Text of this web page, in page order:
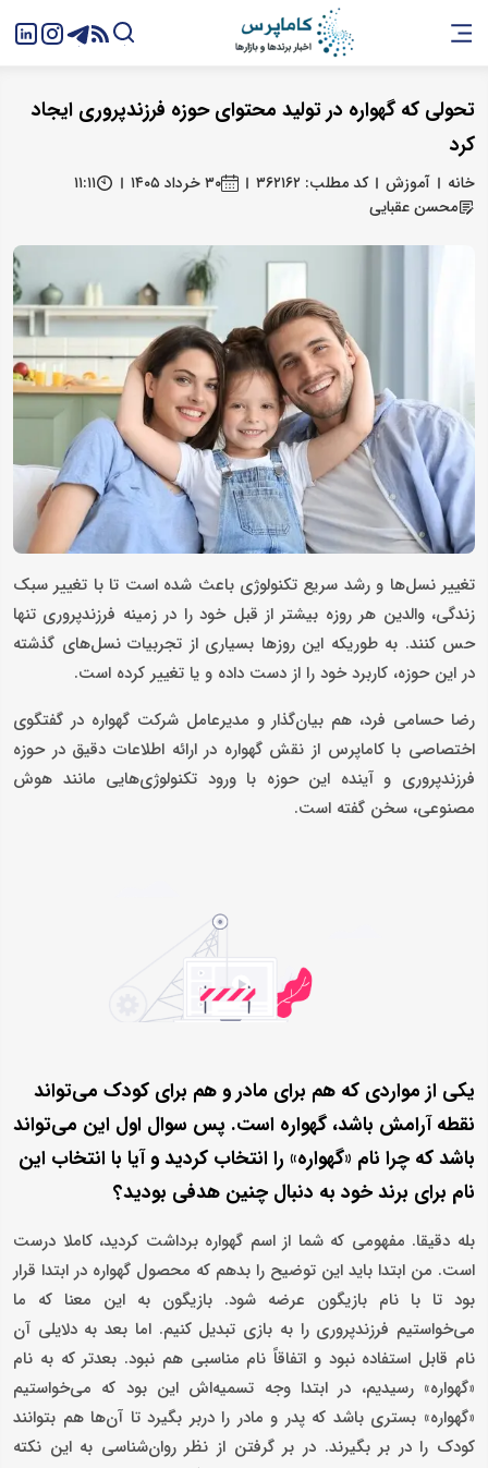
تحولی که گهواره در تولید محتوای حوزه فرزندپروری ایجاد
کرد
خانه آموزش کد مطلب: ۳۶۲۱۶۲ ۳۰ خرداد ۱۴۰۵
۱۱:۱۱
محسن عقبایی
تغییر نسل‌ها و رشد سریع تکنولوژی باعث شده است تا با تغییر سبک
زندگی، والدین هر روزه بیشتر از قبل خود را در زمینه فرزندپروری تنها
حس کنند. به طوریکه این روزها بسیاری از تجربیات نسل‌های گذشته
در این حوزه، کاربرد خود را از دست داده و یا تغییر کرده است.
رضا حسامی فرد، هم بیان‌گذار و مدیرعامل شرکت گهواره در گفتگوی
اختصاصی با کاماپرس از نقش گهواره در ارائه اطلاعات دقیق در حوزه
فرزندپروری و آینده این حوزه با ورود تکنولوژی‌هایی مانند هوش
مصنوعی، سخن گفته است.
یکی از مواردی که هم برای مادر و هم برای کودک می‌تواند
نقطه آرامش باشد، گهواره است. پس سوال اول این می‌تواند
باشد که چرا نام «گهواره» را انتخاب کردید و آیا با انتخاب این
نام برای برند خود به دنبال چنین هدفی بودید؟
بله دقیقا. مفهومی که شما از اسم گهواره برداشت کردید، کاملا درست
است. من ابتدا باید این توضیح را بدهم که محصول گهواره در ابتدا قرار
بود تا با نام بازیگون عرضه شود. بازیگون به این معنا که ما
می‌خواستیم فرزندپروری را به بازی تبدیل کنیم. اما بعد به دلایلی آن
نام قابل استفاده نبود و اتفاقاً نام مناسبی هم نبود. بعدتر که به نام
«گهواره» رسیدیم، در ابتدا وجه تسمیه‌اش این بود که می‌خواستیم
«گهواره» بستری باشد که پدر و مادر را دربر بگیرد تا آن‌ها هم بتوانند
کودک را در بر بگیرند. در بر گرفتن از نظر روان‌شناسی به این نکته